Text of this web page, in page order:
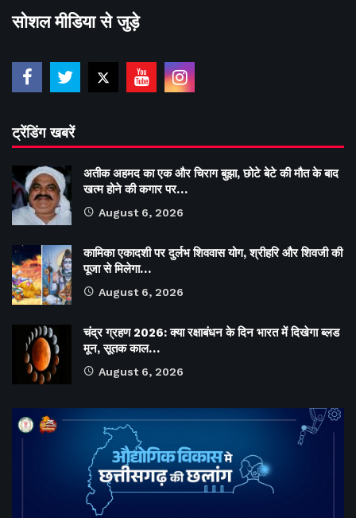
सोशल मीडिया से जुड़े
ट्रेंडिंग खबरें
अतीक अहमद का एक और चिराग बुझा, छोटे बेटे की मौत के बाद
खत्म होने की कगार पर…
August 6, 2026
कामिका एकादशी पर दुर्लभ शिववास योग, श्रीहरि और शिवजी की
पूजा से मिलेगा…
August 6, 2026
चंद्र ग्रहण 2026: क्या रक्षाबंधन के दिन भारत में दिखेगा ब्लड
मून, सूतक काल…
August 6, 2026